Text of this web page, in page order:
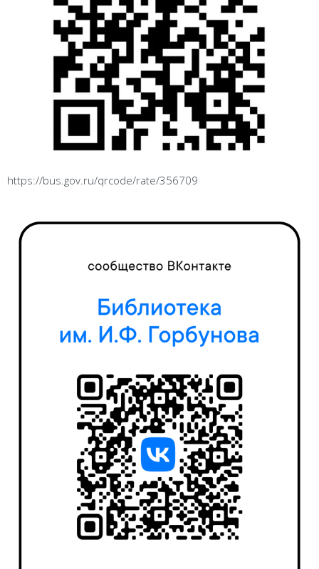
https://bus.gov.ru/qrcode/rate/356709